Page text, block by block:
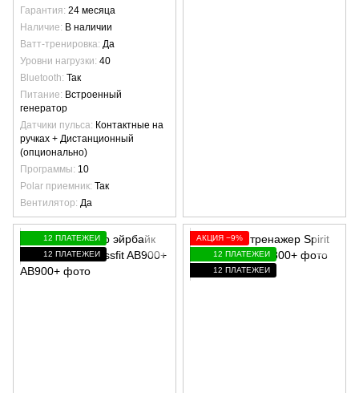
Гарантия 24 месяца
Наличие
В наличии
Ватт-тренировка Да
Уровни нагрузки 40
Bluetooth Так
Питание
Встроенный
генератор
Датчики пульса Контактные на
ручках + Дистанционный
(опционально)
Программы 10
Polar приемник Так
Вентилятор Да
12 ПЛАТЕЖЕЙ
12 ПЛАТЕЖЕЙ
АКЦИЯ −9%
12 ПЛАТЕЖЕЙ
12 ПЛАТЕЖЕЙ